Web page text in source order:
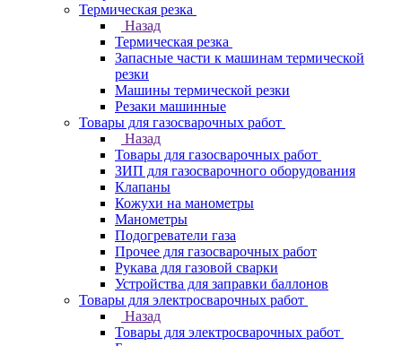
Термическая резка
Назад
Термическая резка
Запасные части к машинам термической
резки
Машины термической резки
Резаки машинные
Товары для газосварочных работ
Назад
Товары для газосварочных работ
ЗИП для газосварочного оборудования
Клапаны
Кожухи на манометры
Манометры
Подогреватели газа
Прочее для газосварочных работ
Рукава для газовой сварки
Устройства для заправки баллонов
Товары для электросварочных работ
Назад
Товары для электросварочных работ